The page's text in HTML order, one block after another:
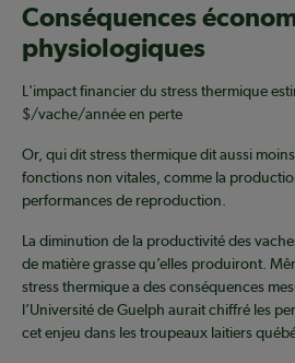
Conséquences
physiologiques
L'impact financier du stress thermique
$/vache/année en perte
Or, qui dit stress thermique dit aussi
fonctions non vitales, comme la
performances de reproduction.
La diminution de la productivité des
de matière grasse qu’elles produiront.
stress thermique a des conséquences
l’Université de Guelph aurait chiffré les
cet enjeu dans les troupeaux laitiers